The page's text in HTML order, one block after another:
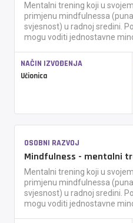
Mentalni trening koji u
primjenu mindfulnessa
svjesnost) u radnoj sredini.
mogu voditi jednostavne
NAČIN IZVOĐENJA
Učionica
OSOBNI RAZVOJ
Mindfulness - mentalni
Mentalni trening koji u
primjenu mindfulnessa
svjesnost) u radnoj sredini.
mogu voditi jednostavne